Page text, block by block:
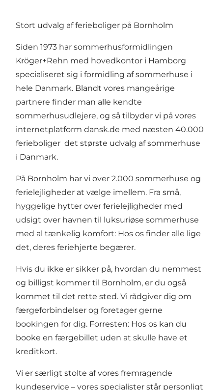
Stort udvalg af ferieboliger på Bornholm
Siden 1973 har sommerhusformidlingen
Kröger+Rehn med hovedkontor i Hamborg
specialiseret sig i formidling af sommerhuse i
hele Danmark. Blandt vores mangeårige
partnere finder man alle kendte
sommerhusudlejere, og så tilbyder vi på vores
internetplatform dansk.de med næsten 40.000
ferieboliger det største udvalg af sommerhuse
i Danmark.
På Bornholm har vi over 2.000 sommerhuse og
ferielejligheder at vælge imellem. Fra små,
hyggelige hytter over ferielejligheder med
udsigt over havnen til luksuriøse sommerhuse
med al tænkelig komfort: Hos os finder alle lige
det, deres feriehjerte begærer.
Hvis du ikke er sikker på, hvordan du nemmest
og billigst kommer til Bornholm, er du også
kommet til det rette sted. Vi rådgiver dig om
færgeforbindelser og foretager gerne
bookingen for dig. Forresten: Hos os kan du
booke en færgebillet uden at skulle have et
kreditkort.
Vi er særligt stolte af vores fremragende
kundeservice – vores specialister står personligt